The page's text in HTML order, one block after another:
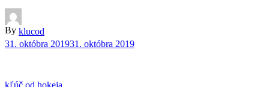
By klucod
31. októbra 201931. októbra 2019